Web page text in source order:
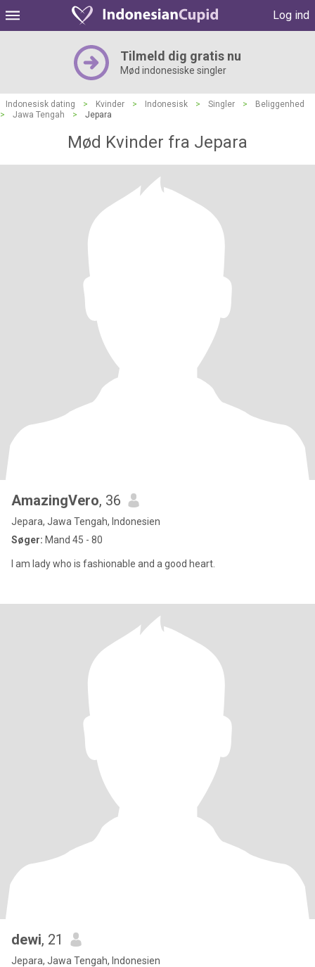
Log ind
Tilmeld dig gratis nu
Mød indonesiske singler
Indonesisk dating > Kvinder > Indonesisk > Singler >
Beliggenhed
>
Jawa Tengah > Jepara
Mød Kvinder fra Jepara
AmazingVero, 36
Jepara, Jawa Tengah, Indonesien
Søger: Mand 45 - 80
I am lady who is fashionable and a good heart.
dewi, 21
Jepara, Jawa Tengah, Indonesien